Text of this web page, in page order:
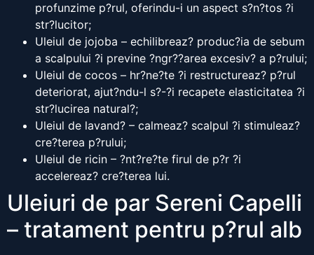
profunzime p?rul, oferindu-i un aspect s?n?tos ?i
str?lucitor;
Uleiul de jojoba – echilibreaz? produc?ia de sebum
a scalpului ?i previne ?ngr??area excesiv? a p?rului;
Uleiul de cocos – hr?ne?te ?i restructureaz? p?rul
deteriorat, ajut?ndu-l s?-?i recapete elasticitatea ?i
str?lucirea natural?;
Uleiul de lavand? – calmeaz? scalpul ?i stimuleaz?
cre?terea p?rului;
Uleiul de ricin – ?nt?re?te firul de p?r ?i
accelereaz? cre?terea lui.
Uleiuri de par Sereni Capelli
– tratament pentru p?rul alb